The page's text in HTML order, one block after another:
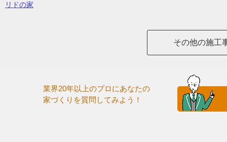
リドの家
その他の施工
業界20年以上のプロにあなたの
家づくりを質問してみよう！